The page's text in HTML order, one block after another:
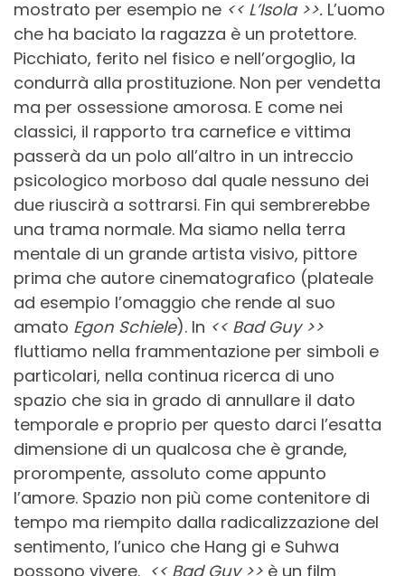
mostrato per esempio ne << L’Isola >>. L’uomo
che ha baciato la ragazza è un protettore.
Picchiato, ferito nel fisico e nell’orgoglio, la
condurrà alla prostituzione. Non per vendetta
ma per ossessione amorosa. E come nei
classici, il rapporto tra carnefice e vittima
passerà da un polo all’altro in un intreccio
psicologico morboso dal quale nessuno dei
due riuscirà a sottrarsi. Fin qui sembrerebbe
una trama normale. Ma siamo nella terra
mentale di un grande artista visivo, pittore
prima che autore cinematografico (plateale
ad esempio l’omaggio che rende al suo
amato Egon Schiele). In << Bad Guy >>
fluttiamo nella frammentazione per simboli e
particolari, nella continua ricerca di uno
spazio che sia in grado di annullare il dato
temporale e proprio per questo darci l’esatta
dimensione di un qualcosa che è grande,
prorompente, assoluto come appunto
l’amore. Spazio non più come contenitore di
tempo ma riempito dalla radicalizzazione del
sentimento, l’unico che Hang gi e Suhwa
possono vivere. << Bad Guy >> è un film